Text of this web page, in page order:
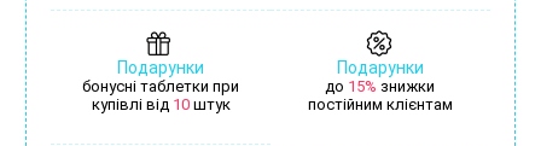
Подарунки
бонусні таблетки при
купівлі від 10штук
Подарунки
до 15% знижки
постійним клієнтам